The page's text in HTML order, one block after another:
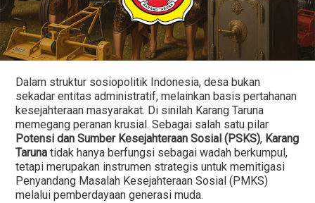
Dalam struktur sosiopolitik Indonesia, desa bukan
sekadar entitas administratif, melainkan basis pertahanan
kesejahteraan masyarakat. Di sinilah Karang Taruna
memegang peranan krusial. Sebagai salah satu pilar
Potensi dan Sumber Kesejahteraan Sosial (PSKS), Karang
Taruna tidak hanya berfungsi sebagai wadah berkumpul,
tetapi merupakan instrumen strategis untuk memitigasi
Penyandang Masalah Kesejahteraan Sosial (PMKS)
melalui pemberdayaan generasi muda.